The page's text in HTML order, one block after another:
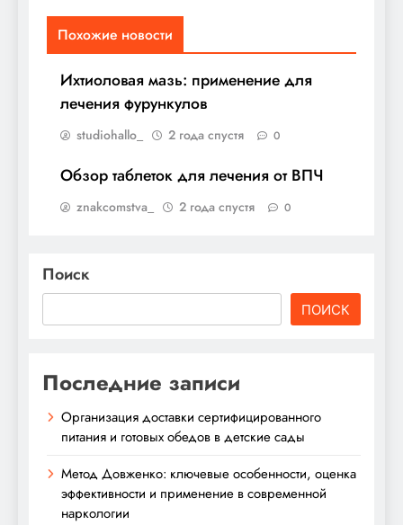
Похожие новости
Ихтиоловая мазь: применение для
лечения фурункулов
studiohallo_ 2 года спустя 0
Обзор таблеток для лечения от ВПЧ
znakcomstva_ 2 года спустя 0
Поиск
ПОИСК
Последние записи
Организация доставки сертифицированного
питания и готовых обедов в детские сады
Метод Довженко: ключевые особенности, оценка
эффективности и применение в современной
наркологии